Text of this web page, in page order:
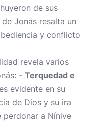
de sus
Jonás resalta un
y conflicto
revela varios
- Terquedad e
evidente en su
de Dios y su ira
perdonar a Nínive